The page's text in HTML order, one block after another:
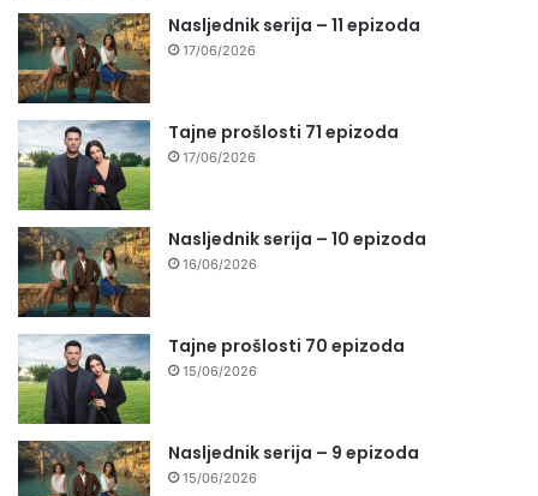
Nasljednik serija – 11 epizoda
17/06/2026
Tajne prošlosti 71 epizoda
17/06/2026
Nasljednik serija – 10 epizoda
16/06/2026
Tajne prošlosti 70 epizoda
15/06/2026
Nasljednik serija – 9 epizoda
15/06/2026